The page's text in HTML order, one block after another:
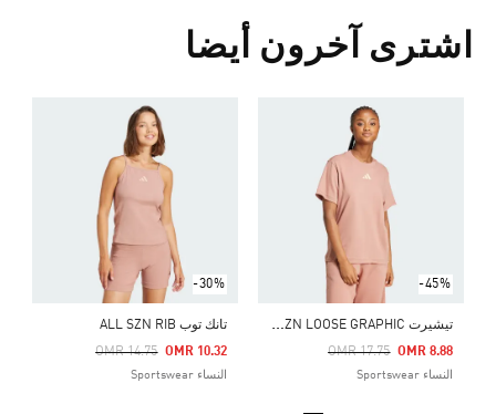
اشترى آخرون أيضا
-45%
ت
يشيرت ALL SZN LOOSE GRAPHIC
Price Reduced From
OMR 17.75
To OMR 8.88
النساء Sportswear
-30%
تانك توب ALL SZN RIB
Price Reduced From
OMR 14.75
To OMR 10.32
النساء Sportswear
Price Reduced From